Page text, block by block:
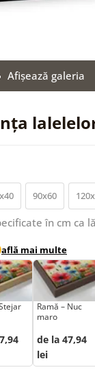
Afişează galeria
90x60
în cm ca
află mai multe
Ramă – Nuc
maro
de la 47,94
lei